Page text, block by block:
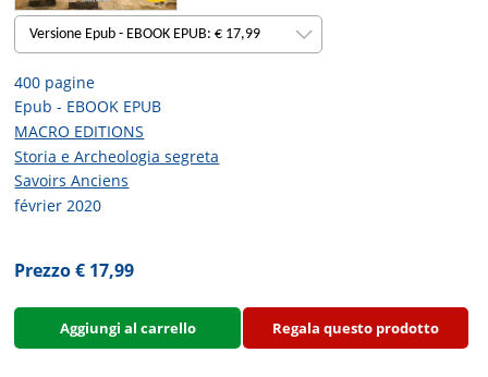
Versione Epub - EBOOK EPUB: € 17,99
400 pagine
Epub - EBOOK EPUB
MACRO EDITIONS
Storia e Archeologia segreta
Savoirs Anciens
février 2020
Prezzo € 17,99
Aggiungi al carrello Regala questo prodotto